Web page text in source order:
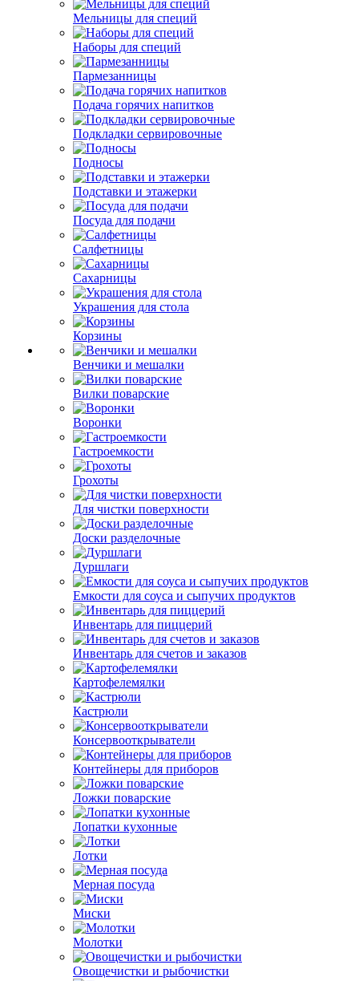
Мельницы для специй
Наборы для специй
Пармезанницы
Подача горячих напитков
Подкладки сервировочные
Подносы
Подставки и этажерки
Посуда для подачи
Салфетницы
Сахарницы
Украшения для стола
Корзины
Венчики и мешалки
Вилки поварские
Воронки
Гастроемкости
Грохоты
Для чистки поверхности
Доски разделочные
Дуршлаги
Емкости для соуса и сыпучих продуктов
Инвентарь для пиццерий
Инвентарь для счетов и заказов
Картофелемялки
Кастрюли
Консервооткрыватели
Контейнеры для приборов
Ложки поварские
Лопатки кухонные
Лотки
Мерная посуда
Миски
Молотки
Овощечистки и рыбочистки